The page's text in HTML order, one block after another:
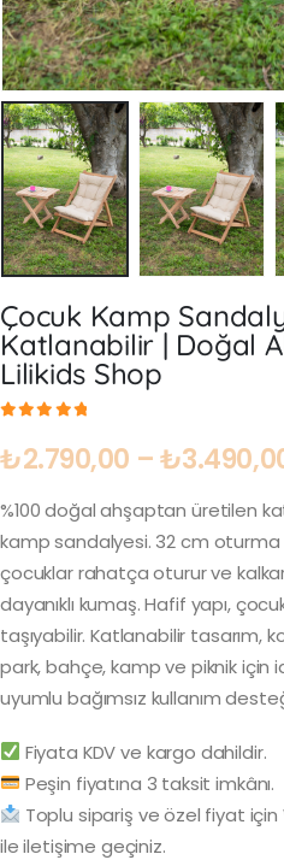
Çocuk Kamp
Katlanabilir | Doğal
Lilikids Shop
₺2.790,00 –₺
%100 doğal ahşaptan üretilen
kamp sandalyesi. 32 cm oturma
çocuklar rahatça oturur ve kalkar.
dayanıklı kumaş. Hafif yapı,
taşıyabilir. Katlanabilir tasarım,
park, bahçe, kamp ve piknik için
uyumlu bağımsız kullanım
Fiyata KDV ve kargo dahildir.
Peşin fiyatına 3 taksit imkânı.
Toplu sipariş ve özel fiyat
ile iletişime geçiniz.